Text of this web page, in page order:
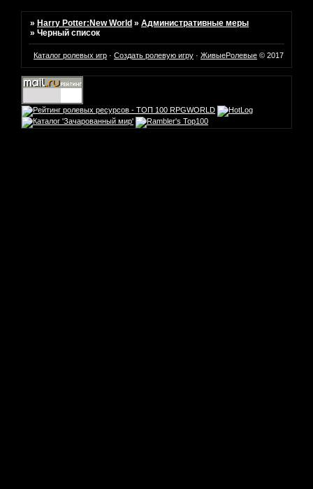
» Harry Potter:New World »Административные меры
»Черный список
Каталог ролевых игр · Создать ролевую игру · ЖивыеРолевые © 2017